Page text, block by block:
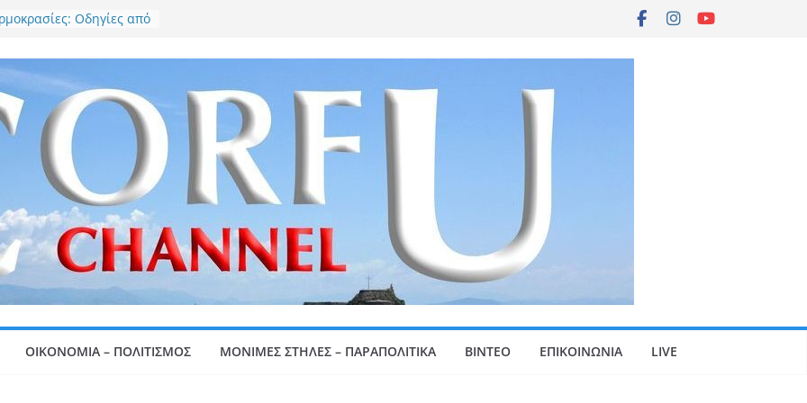
Οδηγίες από
τοπική ΝΔ…
Χαρίτος
Προφυλακίστηκε ο
συνελήφθη για
Μεταφέρεται στις
Στεφάνου
Φωτιά σε χωματερή
της
και οφειλές σε
«πνίγουν»
και νοικοκυριά
ΟΙΚΟΝΟΜΙΑ – ΠΟΛΙΤΙΣΜΟΣ ΜΟΝΙΜΕΣ ΣΤΗΛΕΣ – ΠΑΡΑΠΟΛΙΤΙΚΑ ΒΙΝΤΕΟ ΕΠΙΚΟΙΝΩΝΙΑ LIVE